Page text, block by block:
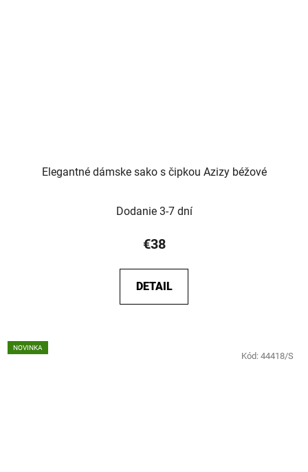
Elegantné dámske sako s čipkou Azizy béžové
Dodanie 3-7 dní
€38
DETAIL
NOVINKA
Kód: 44418/S